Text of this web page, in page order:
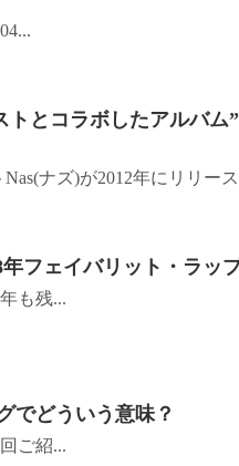
トとコラボしたアルバム
ナズ)が2012年にリリー
フェイバリット・ラッ
も残...
でどういう意味？
ご紹...